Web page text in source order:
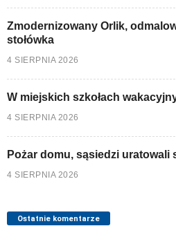
Zmodernizowany Orlik,
stołówka
4 SIERPNIA 2026
W miejskich szkołach
4 SIERPNIA 2026
Pożar domu, sąsiedzi uratowali
4 SIERPNIA 2026
Ostatnie komentarze